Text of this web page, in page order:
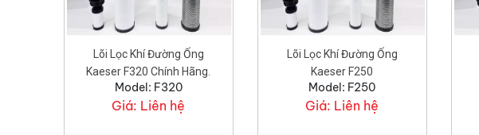
Lõi Lọc Khí Đường Ống
Kaeser F320 Chính Hãng.
Model: F320
Giá: Liên hệ
Lõi Lọc Khí Đường Ống
Kaeser F250
Model: F250
Giá: Liên hệ